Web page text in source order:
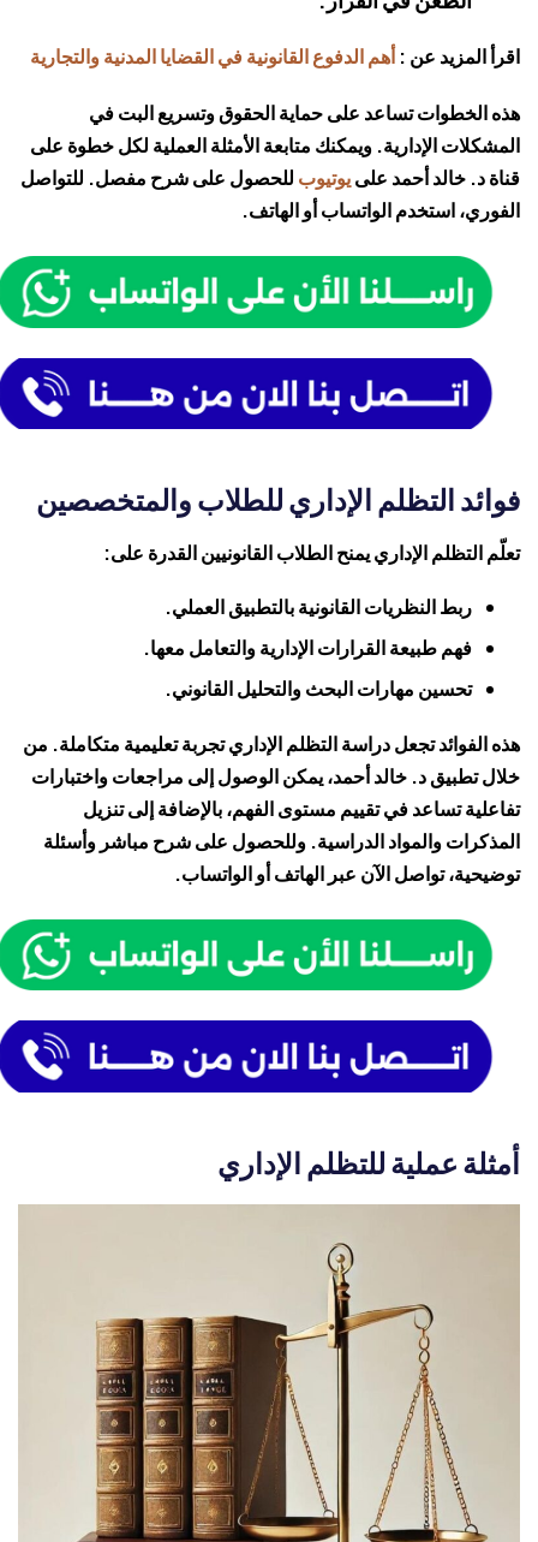
اقرأ المزيد عن :أهم الدفوع القانونية في القضايا المدنية والتجارية
هذه الخطوات تساعد على حماية الحقوق وتسريع البت في
المشكلات الإدارية. ويمكنك متابعة الأمثلة العملية لكل خطوة على
قناة د. خالد أحمد علىيوتيوبللحصول على شرح مفصل. للتواصل
الفوري، استخدم الواتساب أو الهاتف.
فوائد التظلم الإداري للطلاب والمتخصصين
تعلّم التظلم الإداري يمنح الطلاب القانونيين القدرة على:
ربط النظريات القانونية بالتطبيق العملي.
فهم طبيعة القرارات الإدارية والتعامل معها.
تحسين مهارات البحث والتحليل القانوني.
هذه الفوائد تجعل دراسة التظلم الإداري تجربة تعليمية متكاملة. من
خلال تطبيق د. خالد أحمد، يمكن الوصول إلى مراجعات واختبارات
تفاعلية تساعد في تقييم مستوى الفهم، بالإضافة إلى تنزيل
المذكرات والمواد الدراسية. وللحصول على شرح مباشر وأسئلة
توضيحية، تواصل الآن عبر الهاتف أو الواتساب.
أمثلة عملية للتظلم الإداري